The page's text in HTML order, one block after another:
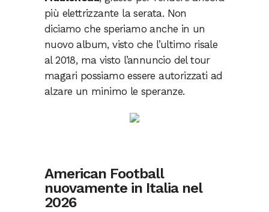
più elettrizzante la serata. Non
diciamo che speriamo anche in un
nuovo album, visto che l’ultimo risale
al 2018, ma visto l’annuncio del tour
magari possiamo essere autorizzati ad
alzare un minimo le speranze.
American Football
nuovamente in Italia nel
2026